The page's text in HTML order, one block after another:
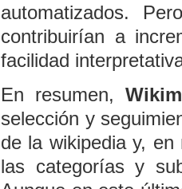
automatizados.
contribuirían a
facilidad
En resumen,
selección y
de la wikipedia y,
las categorías y